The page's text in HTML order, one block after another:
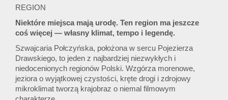
REGION
Niektóre miejsca mają urodę. Ten region ma jeszcze
coś więcej — własny klimat, tempo i legendę.
Szwajcaria Połczyńska, położona w sercu Pojezierza
Drawskiego, to jeden z najbardziej niezwykłych i
niedocenionych regionów Polski. Wzgórza morenowe,
jeziora o wyjątkowej czystości, kręte drogi i zdrojowy
mikroklimat tworzą krajobraz o niemal filmowym